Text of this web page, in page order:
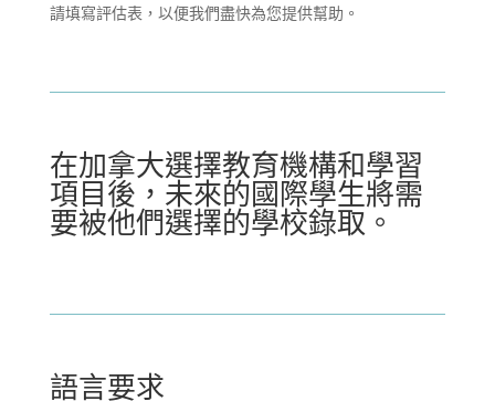
請填寫評估表，以便我們盡快為您提供幫助。
在加拿大選擇教育機構和學習
項目後，未來的國際學生將需
要被他們選擇的學校錄取。
語言要求